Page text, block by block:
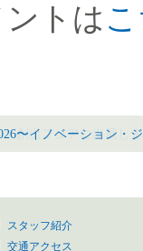
トは
〜イノベーション・
ス創出フェアに出展し
スタッフ紹介
交通アクセス